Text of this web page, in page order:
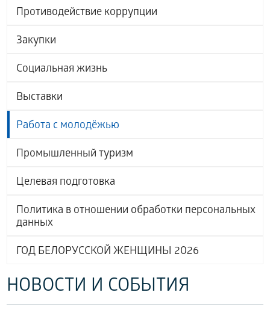
Противодействие коррупции
Закупки
Социальная жизнь
Выставки
Работа с молодёжью
Промышленный туризм
Целевая подготовка
Политика в отношении обработки персональных
данных
ГОД БЕЛОРУССКОЙ ЖЕНЩИНЫ 2026
НОВОСТИ И СОБЫТИЯ